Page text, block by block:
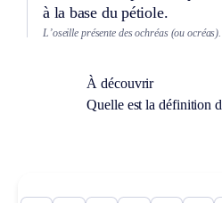
à la base du pétiole.
L’oseille présente des ochréas (ou ocréas).
À découvrir
Quelle est la définition